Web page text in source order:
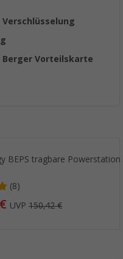
Verschlüsselung
Berger Vorteilskarte
BEPS tragbare Powerstation
(8)
€ UVP150,42 €